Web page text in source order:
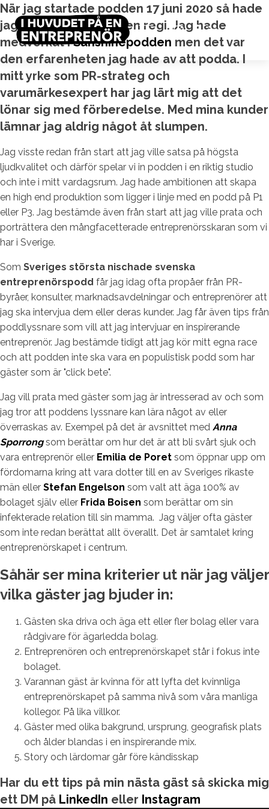
När jag startade podden 17 juni 2020 så hade
jag aldrig poddat i egen regi. Jag hade
medverkat iSunshinepodden men det var
den erfarenheten jag hade av att podda. I
mitt yrke som PR-strateg och
varumärkesexpert har jag lärt mig att det
lönar sig med förberedelse. Med mina kunder
lämnar jag aldrig något åt slumpen.
Jag visste redan från start att jag ville satsa på högsta
ljudkvalitet och därför spelar vi in podden i en riktig studio
och inte i mitt vardagsrum. Jag hade ambitionen att skapa
en high end produktion som ligger i linje med en podd på P1
eller P3. Jag bestämde även från start att jag ville prata och
porträttera den mångfacetterade entreprenörsskaran som vi
har i Sverige.
Som Sveriges största nischade svenska
entreprenörspodd får jag idag ofta propåer från PR-
byråer, konsulter, marknadsavdelningar och entreprenörer att
jag ska intervjua dem eller deras kunder. Jag får även tips från
poddlyssnare som vill att jag intervjuar en inspirerande
entreprenör. Jag bestämde tidigt att jag kör mitt egna race
och att podden inte ska vara en populistisk podd som har
gäster som är "click bete".
Jag vill prata med gäster som jag är intresserad av och som
jag tror att poddens lyssnare kan lära något av eller
överraskas av. Exempel på det är avsnittet med Anna
Sporrongsom berättar om hur det är att bli svårt sjuk och
vara entreprenör eller Emilia de Poret som öppnar upp om
fördomarna kring att vara dotter till en av Sveriges rikaste
män eller Stefan Engelson som valt att äga 100% av
bolaget själv eller Frida Boisen som berättar om sin
infekterade relation till sin mamma. Jag väljer ofta gäster
som inte redan berättat allt överallt. Det är samtalet kring
entreprenörskapet i centrum.
Såhär ser mina kriterier ut när jag väljer
vilka gäster jag bjuder in:
Gästen ska driva och äga ett eller fler bolag eller vara
rådgivare för ägarledda bolag.
Entreprenören och entreprenörskapet står i fokus inte
bolaget.
Varannan gäst är kvinna för att lyfta det kvinnliga
entreprenörskapet på samma nivå som våra manliga
kollegor. På lika villkor.
Gäster med olika bakgrund, ursprung, geografisk plats
och ålder blandas i en inspirerande mix.
Story och lärdomar går före kändisskap
Har du ett tips på min nästa gäst så skicka mig
ett DM på LinkedIn eller Instagram